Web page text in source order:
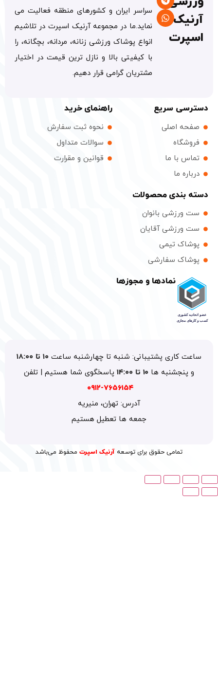
سراسر ایران و کشورهای منطقه فعالیت می
نماید.ما در مجموعه آرنیک اسپرت در تلاشیم
انواع پوشاک ورزشی زنانه، مردانه، بچگانه، را
با کیفیتی بالا و نازل ترین قیمت در اختیار
مشتریان گرامی قرار دهیم.
سریع
اصلی
با ما
ما
راهنمای خرید
نحوه ثبت سفارش
سوالات متداول
قوانین و مقرارت
بندی محصولات
بانوان
آقایان
تیمی
سفارشی
نمادها و مجوزها
کاری پشتیبانی: شنبه تا چهارشنبه ساعت۱۰ تا ۱۸:۰۰
پنجشنبه ها۱۰ تا ۱۴:۰۰
پاسخگوی شما هستیم | تلفن
۷۶۵۶۱۵۴-۰۹۱۲
آدرس: تهران، منیریه
جمعه ها تعطیل هستیم
تمامی حقوق برای توسعهآرنیک اسپرتمحفوظ می‌باشد